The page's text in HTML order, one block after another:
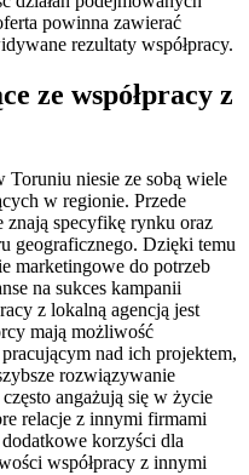
powinna zawierać
rezultaty współpracy.
ze współpracy z
Toruniu niesie ze sobą wiele
w regionie. Przede
znają specyfikę rynku oraz
geograficznego. Dzięki temu
marketingowe do potrzeb
na sukces kampanii
z lokalną agencją jest
mają możliwość
nad ich projektem,
rozwiązywanie
angażują się w życie
relacje z innymi firmami
korzyści dla
współpracy z innymi